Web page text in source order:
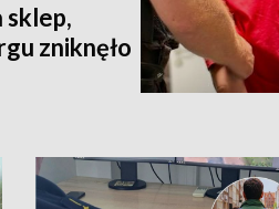
sklep,
zniknęło